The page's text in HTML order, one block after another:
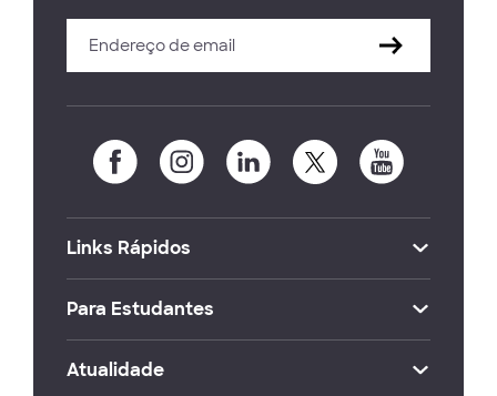
Links Rápidos
Para Estudantes
Atualidade